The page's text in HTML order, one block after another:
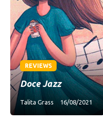
REVIEWS
Doce Jazz
Talita Grass 16/08/2021